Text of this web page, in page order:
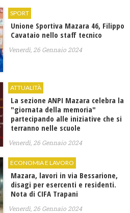
SPORT
​Unione Sportiva Mazara 46, Filippo
Cavataio nello staff tecnico
Venerdì, 26 Gennaio 2024
ATTUALITÀ
La sezione ANPI Mazara celebra la
"giornata della memoria"
partecipando alle iniziative che si
terranno nelle scuole
Venerdì, 26 Gennaio 2024
ECONOMIA E LAVORO
​Mazara, lavori in via Bessarione,
disagi per esercenti e residenti.
Nota di CIFA Trapani
Venerdì, 26 Gennaio 2024